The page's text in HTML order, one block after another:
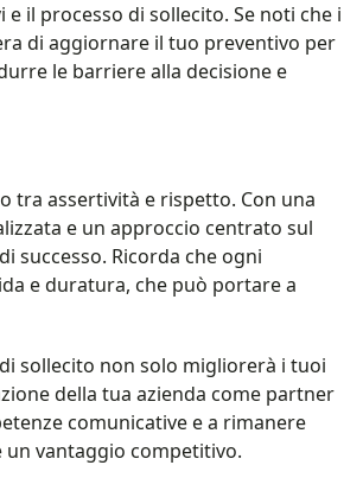
il processo di sollecito. Se noti che i
di aggiornare il tuo preventivo per
le barriere alla decisione e
tra assertività e rispetto. Con una
e un approccio centrato sul
successo. Ricorda che ogni
e duratura, che può portare a
sollecito non solo migliorerà i tuoi
della tua azienda come partner
comunicative e a rimanere
vantaggio competitivo.